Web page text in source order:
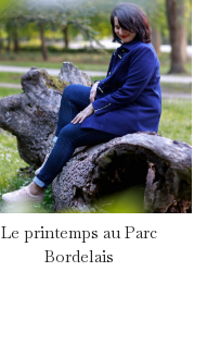
Le printemps au Parc
Bordelais